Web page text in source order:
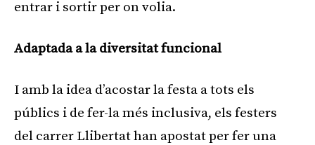
entrar i sortir per on volia.
Adaptada a la diversitat funcional
I amb la idea d’acostar la festa a tots els
públics i de fer-la més inclusiva, els festers
del carrer Llibertat han apostat per fer una